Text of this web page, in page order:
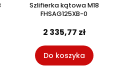
Szlifierka kątowa M18
FHSAG125XB-0
2 335,77 zł
Do koszyka